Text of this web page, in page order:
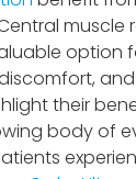
muscle
option
their
body of